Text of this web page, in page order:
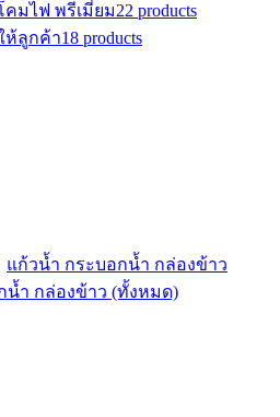
คมไฟ พรีเมี่ยม22 products
ห้ลูกค้า18 products
แก้วน้ำ กระบอกน้ำ กล่องข้าว
น้ำ กล่องข้าว (ทั้งหมด)